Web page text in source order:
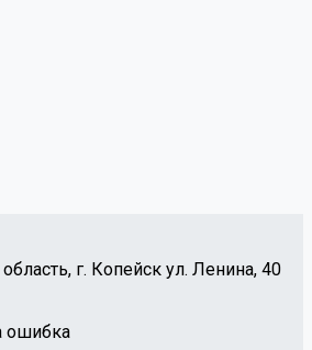
г. Копейск ул. Ленина, 40
ошибка